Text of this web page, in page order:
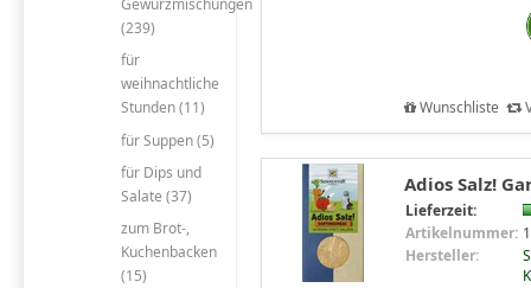
Gewürzmischungen
(239)
für
weihnachtliche
Stunden (11)
für Suppen (5)
für Dips und
Salate (37)
zum Brot-,
Kuchenbacken
(15)
Wunschliste
Adios Salz!
Lieferzeit:
Artikelnummer:
Hersteller: